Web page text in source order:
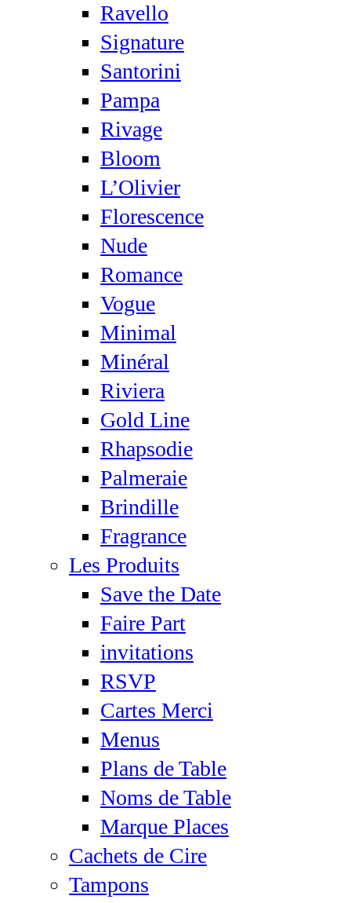
Ravello
Signature
Santorini
Pampa
Rivage
Bloom
L’Olivier
Florescence
Nude
Romance
Vogue
Minimal
Minéral
Riviera
Gold Line
Rhapsodie
Palmeraie
Brindille
Fragrance
Les Produits
Save the Date
Faire Part
invitations
RSVP
Cartes Merci
Menus
Plans de Table
Noms de Table
Marque Places
Cachets de Cire
Tampons